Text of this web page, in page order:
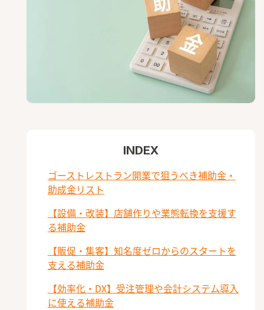
INDEX
ゴーストレストラン開業で狙うべき補助金・
助成金リスト
【設備・改装】店舗作りや業態転換を支援す
る補助金
【販促・集客】知名度ゼロからのスタートを
支える補助金
【効率化・DX】受注管理や会計システム導入
に使える補助金